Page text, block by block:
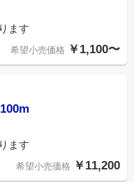
ます
希望小売価格 ￥1,100〜
ます
希望小売価格 ￥11,200